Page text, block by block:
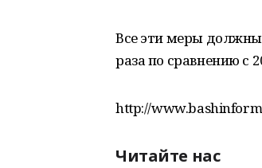
Все эти меры должны
раза по сравнению с
http://
Читайте нас